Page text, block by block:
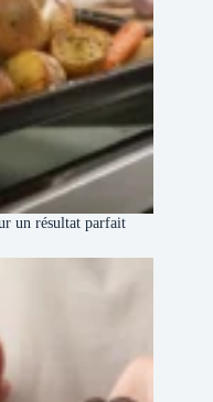
un résultat parfait